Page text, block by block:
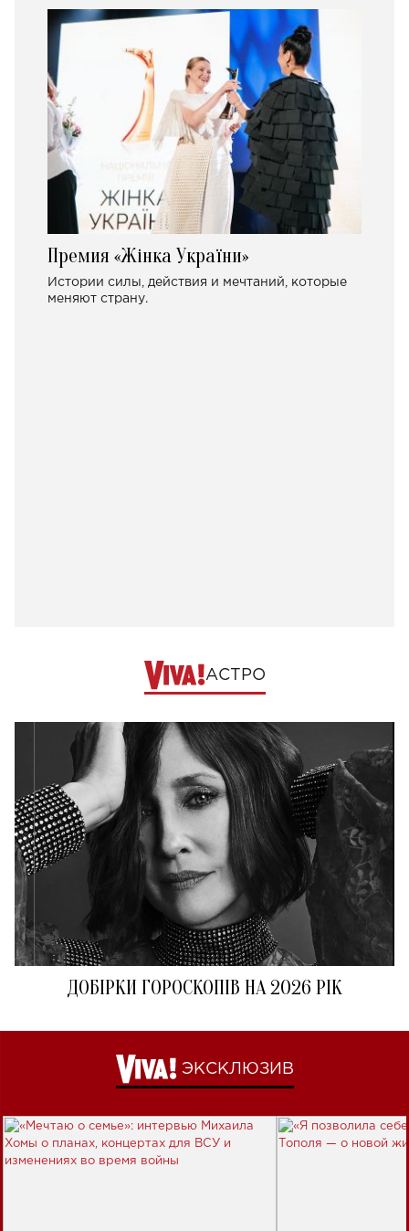
Премия «Жінка України»
Истории силы, действия и мечтаний, которые
меняют страну.
АСТРО
ДОБІРКИ ГОРОСКОПІВ НА 2026 РІК
ЭКСКЛЮЗИВ